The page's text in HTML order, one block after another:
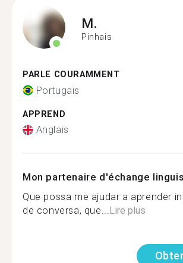
M.
Pinhais
PARLE COURAMMENT
Portugais
APPREND
Anglais
Mon partenaire d'échange
Que possa me ajudar a aprender
de conversa, que...Lire plus